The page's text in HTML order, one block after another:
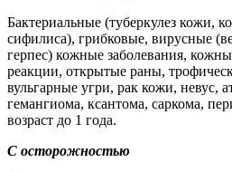
Бактериальные (туберкулез кожи,
сифилиса), грибковые, вирусные
герпес) кожные заболевания,
реакции, открытые раны,
вульгарные угри, рак кожи, невус,
гемангиома, ксантома, саркома,
возраст до 1 года.
С осторожностью